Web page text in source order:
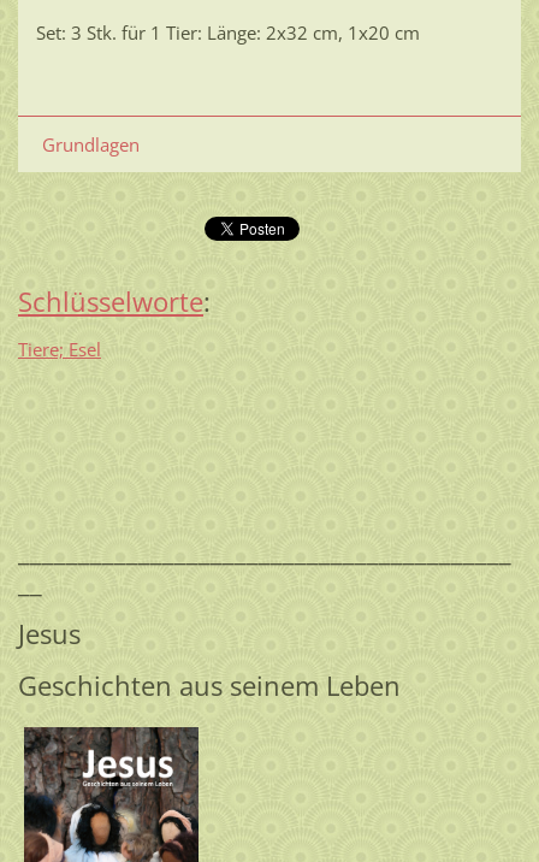
Set: 3 Stk. für 1 Tier: Länge: 2x32 cm, 1x20 cm
Grundlagen
Schlüsselworte:
Tiere; Esel
_________________________________________
Jesus
Geschichten aus seinem Leben